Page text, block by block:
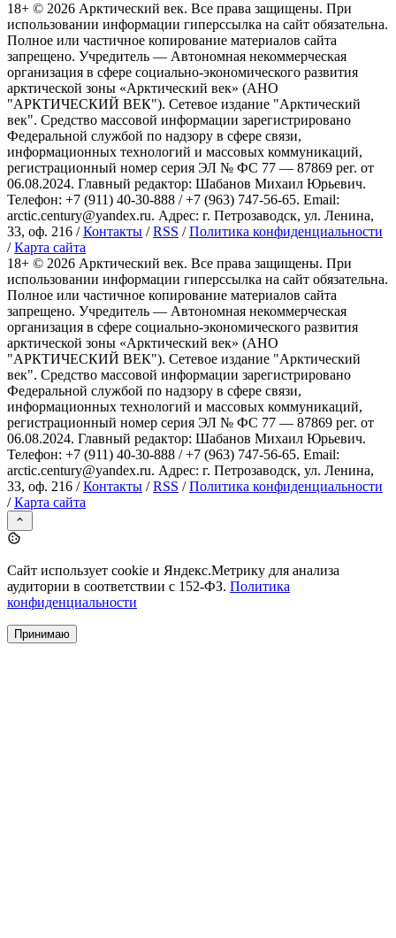
18+ © 2026 Арктический век. Все права защищены. При
использовании информации гиперссылка на сайт обязательна.
Полное или частичное копирование материалов сайта
запрещено. Учредитель — Автономная некоммерческая
организация в сфере социально-экономического развития
арктической зоны «Арктический век» (АНО
"АРКТИЧЕСКИЙ ВЕК"). Сетевое издание "Арктический
век". Средство массовой информации зарегистрировано
Федеральной службой по надзору в сфере связи,
информационных технологий и массовых коммуникаций,
регистрационный номер серия ЭЛ № ФС 77 — 87869 рег. от
06.08.2024. Главный редактор: Шабанов Михаил Юрьевич.
Телефон: +7 (911) 40-30-888 / +7 (963) 747-56-65. Email:
arctic.century@yandex.ru. Адрес: г. Петрозаводск, ул. Ленина,
33, оф. 216 /Контакты /RSS /Политика конфиденциальности
/Карта сайта
18+ © 2026 Арктический век. Все права защищены. При
использовании информации гиперссылка на сайт обязательна.
Полное или частичное копирование материалов сайта
запрещено. Учредитель — Автономная некоммерческая
организация в сфере социально-экономического развития
арктической зоны «Арктический век» (АНО
"АРКТИЧЕСКИЙ ВЕК"). Сетевое издание "Арктический
век". Средство массовой информации зарегистрировано
Федеральной службой по надзору в сфере связи,
информационных технологий и массовых коммуникаций,
регистрационный номер серия ЭЛ № ФС 77 — 87869 рег. от
06.08.2024. Главный редактор: Шабанов Михаил Юрьевич.
Телефон: +7 (911) 40-30-888 / +7 (963) 747-56-65. Email:
arctic.century@yandex.ru. Адрес: г. Петрозаводск, ул. Ленина,
33, оф. 216 /Контакты /RSS /Политика конфиденциальности
/Карта сайта
Сайт использует cookie и Яндекс.Метрику для анализа
аудитории в соответствии с 152-ФЗ. Политика
конфиденциальности
Принимаю